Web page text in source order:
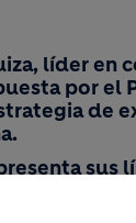
líder en
por el
de
sus